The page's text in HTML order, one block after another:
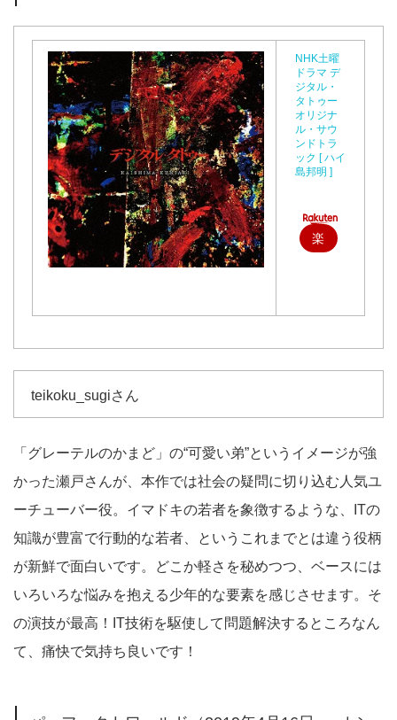
NHK土曜
ドラマ デ
ジタル・
タトゥー
オリジナ
ル・サウ
ンドトラ
ック [ ハイ
島邦明 ]
楽
入
teikoku_sugiさん
「グレーテルのかまど」の“可愛い弟”というイメージが強
かった瀬戸さんが、本作では社会の疑問に切り込む人気ユ
ーチューバー役。イマドキの若者を象徴するような、ITの
知識が豊富で行動的な若者、というこれまでとは違う役柄
が新鮮で面白いです。どこか軽さを秘めつつ、ベースには
いろいろな悩みを抱える少年的な要素を感じさせます。そ
の演技が最高！IT技術を駆使して問題解決するところなん
て、痛快で気持ち良いです！